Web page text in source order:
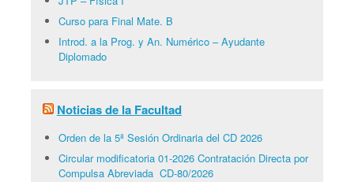
Curso para Final Mate. B
Introd. a la Prog. y An. Numérico – Ayudante
Diplomado
Noticias de la Facultad
Orden de la 5ª Sesión Ordinaria del CD 2026
Circular modificatoria 01-2026 Contratación Directa por
Compulsa Abreviada CD-80/2026